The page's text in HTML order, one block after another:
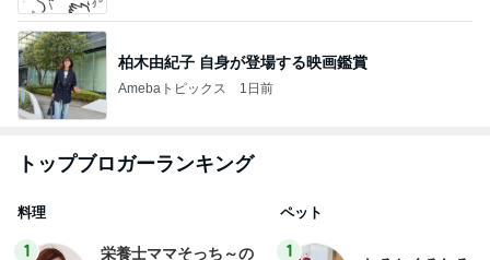
柏木由紀子 自身が登場する映画鑑賞
Amebaトピックス 1日前
トップブロガーランキング
料理
1
栄養士ママそっち～の
ペット
1